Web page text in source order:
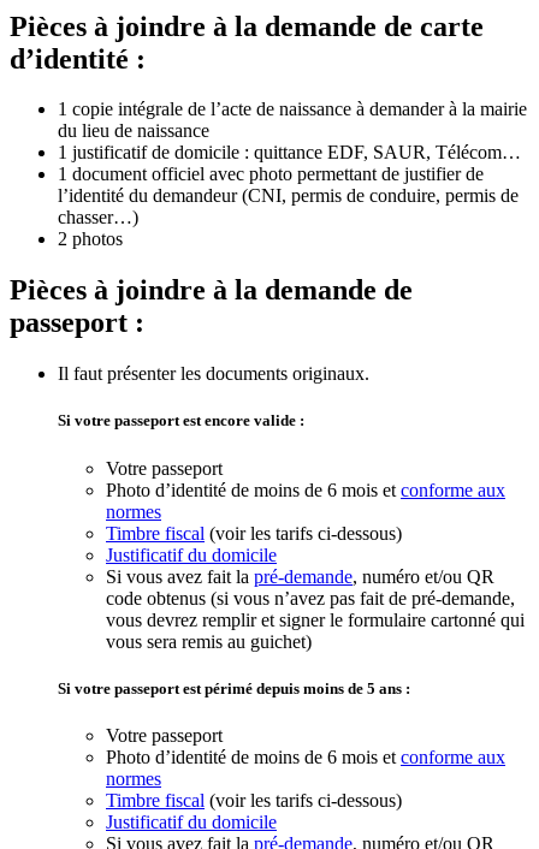
Pièces à joindre à la demande de carte
d’identité :
1 copie intégrale de l’acte de naissance à demander à la mairie
du lieu de naissance
1 justificatif de domicile : quittance EDF, SAUR, Télécom…
1 document officiel avec photo permettant de justifier de
l’identité du demandeur (CNI, permis de conduire, permis de
chasser…)
2 photos
Pièces à joindre à la demande de
passeport :
Il faut présenter les documents originaux.
Si votre passeport est encore valide :
Votre passeport
Photo d’identité de moins de 6 mois et conforme aux
normes
Timbre fiscal (voir les tarifs ci-dessous)
Justificatif du domicile
Si vous avez fait la pré-demande, numéro et/ou QR
code obtenus (si vous n’avez pas fait de pré-demande,
vous devrez remplir et signer le formulaire cartonné qui
vous sera remis au guichet)
Si votre passeport est périmé depuis moins de 5 ans :
Votre passeport
Photo d’identité de moins de 6 mois et conforme aux
normes
Timbre fiscal (voir les tarifs ci-dessous)
Justificatif du domicile
Si vous avez fait la pré-demande, numéro et/ou QR